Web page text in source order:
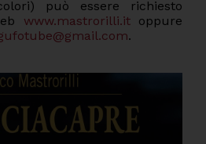
può essere richiesto
www.mastrorilli.itoppure
.